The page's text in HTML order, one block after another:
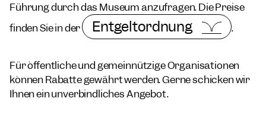
Führung durch das Museum anzufragen. Die Preise
finden Sie in der
Entgeltordnung .
Für öffentliche und gemeinnützige Organisationen
können Rabatte gewährt werden. Gerne schicken wir
Ihnen ein unverbindliches Angebot.